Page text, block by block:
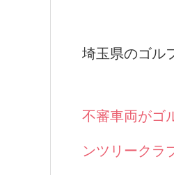
埼玉県のゴル
不審車両が
ンツリーク